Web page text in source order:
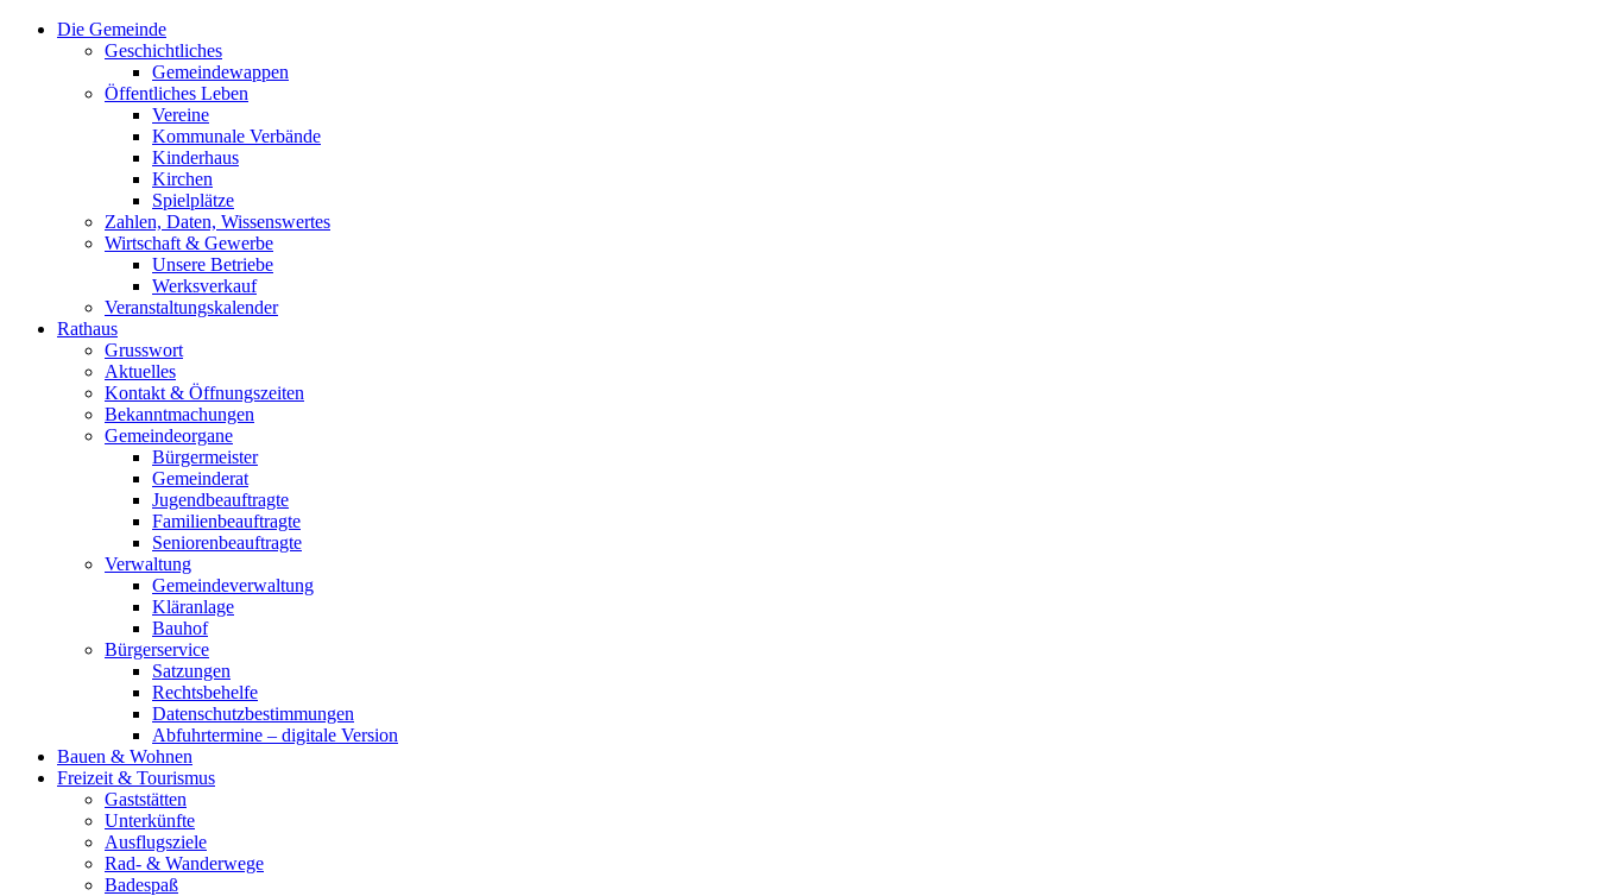
Die Gemeinde
Geschichtliches
Gemeindewappen
Öffentliches Leben
Vereine
Kommunale Verbände
Kinderhaus
Kirchen
Spielplätze
Zahlen, Daten, Wissenswertes
Wirtschaft & Gewerbe
Unsere Betriebe
Werksverkauf
Veranstaltungskalender
Rathaus
Grusswort
Aktuelles
Kontakt & Öffnungszeiten
Bekanntmachungen
Gemeindeorgane
Bürgermeister
Gemeinderat
Jugendbeauftragte
Familienbeauftragte
Seniorenbeauftragte
Verwaltung
Gemeindeverwaltung
Kläranlage
Bauhof
Bürgerservice
Satzungen
Rechtsbehelfe
Datenschutzbestimmungen
Abfuhrtermine – digitale Version
Bauen & Wohnen
Freizeit & Tourismus
Gaststätten
Unterkünfte
Ausflugsziele
Rad- & Wanderwege
Badespaß